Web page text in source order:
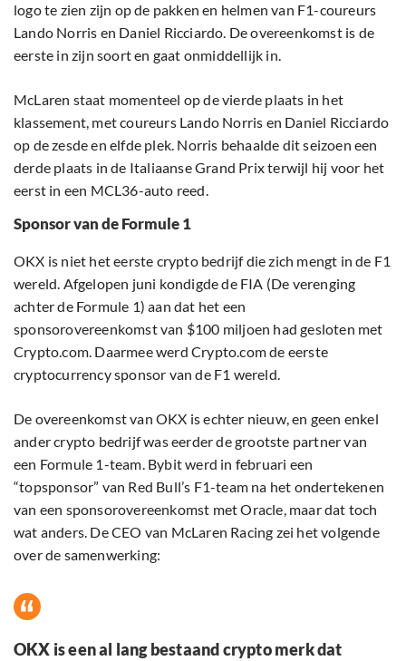
logo te zien zijn op de pakken en helmen van F1-coureurs
Lando Norris en Daniel Ricciardo. De overeenkomst is de
eerste in zijn soort en gaat onmiddellijk in.
McLaren staat momenteel op de vierde plaats in het
klassement, met coureurs Lando Norris en Daniel Ricciardo
op de zesde en elfde plek. Norris behaalde dit seizoen een
derde plaats in de Italiaanse Grand Prix terwijl hij voor het
eerst in een MCL36-auto reed.
Sponsor van de Formule 1
OKX is niet het eerste crypto bedrijf die zich mengt in de F1
wereld. Afgelopen juni kondigde de FIA (De verenging
achter de Formule 1) aan dat het een
sponsorovereenkomst van $100 miljoen had gesloten met
Crypto.com. Daarmee werd Crypto.com de eerste
cryptocurrency sponsor van de F1 wereld.
De overeenkomst van OKX is echter nieuw, en geen enkel
ander crypto bedrijf was eerder de grootste partner van
een Formule 1-team. Bybit werd in februari een
“topsponsor” van Red Bull’s F1-team na het ondertekenen
van een sponsorovereenkomst met Oracle, maar dat toch
wat anders. De CEO van McLaren Racing zei het volgende
over de samenwerking:
OKX is een al lang bestaand crypto merk dat